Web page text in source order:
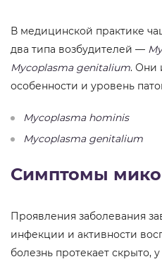
В медицинской практике
два типа возбудителей —
Mycoplasma genitalium. Они
особенности и уровень
Mycoplasma hominis
Mycoplasma genitalium
Симптомы
Проявления заболевания
инфекции и активности
болезнь протекает